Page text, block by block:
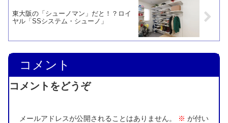
東大阪の「シューノマン」だと！？ロイ
ヤル「SSシステム・シューノ」
コメント
コメントをどうぞ
メールアドレスが公開されることはありません。 ※ が付い